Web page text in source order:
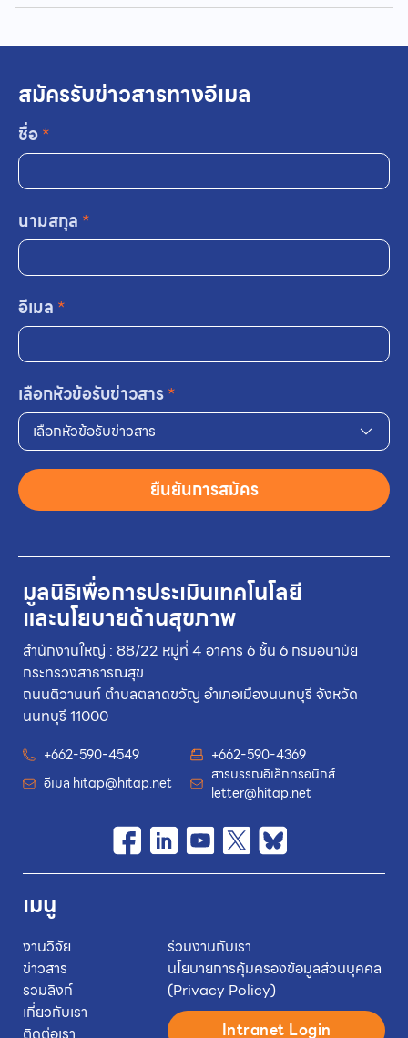
มูลนิธิเพื่อการประเมินเทคโนโลยี
และนโยบายด้านสุขภาพ
สำนักงานใหญ่ : 88/22 หมู่ที่ 4 อาคาร 6 ชั้น 6 กรมอนามัย
กระทรวงสาธารณสุข
ถนนติวานนท์ ตำบลตลาดขวัญ อำเภอเมืองนนทบุรี จังหวัด
นนทบุรี 11000
+662-590-4549
+662-590-4369
อีเมล hitap@hitap.net
สารบรรณอิเล็กทรอนิกส์
letter@hitap.net
เมนู
งานวิจัย
ข่าวสาร
รวมลิงก์
เกี่ยวกับเรา
ร่วมงานกับเรา
นโยบายการคุ้มครองข้อมูลส่วนบุคคล
(Privacy Policy)
Intranet Login
สมัครรับข่าวสารทางอีเมล
ชื่อ*
นามสกุล *
อีเมล *
เลือกหัวข้อรับข่าวสาร*
เลือกหัวข้อรับข่าวสาร
ยืนยันการสมัคร